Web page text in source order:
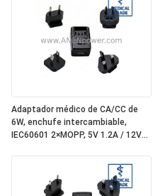
Adaptador médico de CA/CC de
6W, enchufe intercambiable,
IEC60601 2×MOPP, 5V 1.2A / 12V